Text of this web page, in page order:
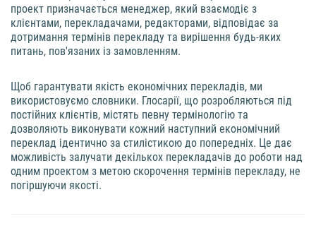
проект призначається менеджер, який взаємодіє з
клієнтами, перекладачами, редакторами, відповідає за
дотримання термінів перекладу та вирішення будь-яких
питань, пов'язаних із замовленням.
Щоб гарантувати якість економічних перекладів, ми
використовуємо словники. Глосарії, що розробляються під
постійних клієнтів, містять певну термінологію та
дозволяють виконувати кожний наступний економічний
переклад ідентично за стилістикою до попередніх. Це дає
можливість залучати декількох перекладачів до роботи над
одним проектом з метою скорочення термінів перекладу, не
погіршуючи якості.